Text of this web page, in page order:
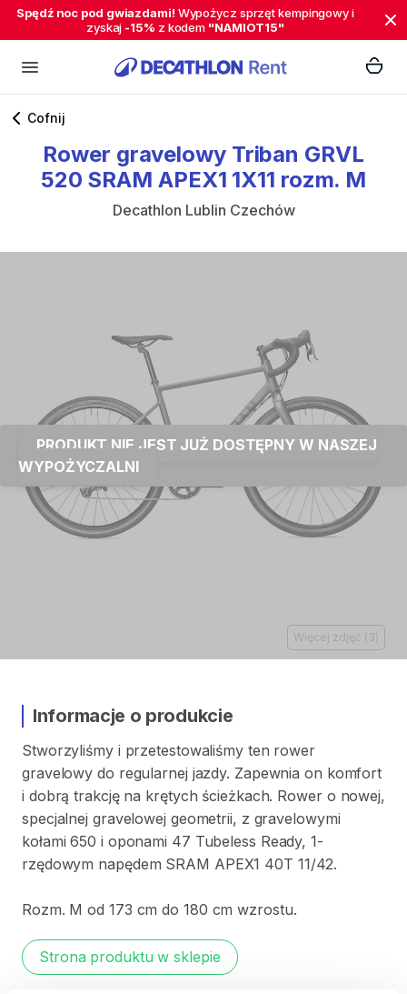
Spędź noc pod gwiazdami! Wypożycz sprzęt kempingowy i
zyskaj -15% z kodem "NAMIOT15"
Cofnij
Rower gravelowy Triban GRVL
520 SRAM APEX1 1X11 rozm. M
Decathlon Lublin Czechów
PRODUKT NIE JEST JUŻ DOSTĘPNY W NASZEJ
WYPOŻYCZALNI
Więcej zdjęć ( 3 )
Informacje o produkcie
Stworzyliśmy i przetestowaliśmy ten rower
gravelowy do regularnej jazdy. Zapewnia on komfort
i dobrą trakcję na krętych ścieżkach. Rower o nowej​,​
specjalnej gravelowej geometrii​,​ z gravelowymi
kołami 650 i oponami 47 Tubeless Ready​,​ 1-
rzędowym napędem SRAM APEX1 40T 11​/​42.
Rozm. M od 173 cm do 180 cm wzrostu.
Strona produktu w sklepie